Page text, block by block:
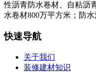
性沥青防水卷材、自粘沥
水卷材800万平方米；防
快速导航
关于我们
装修建材知识